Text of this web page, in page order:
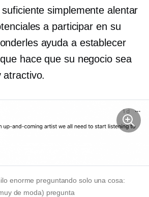
simplemente alentar
a participar en su
ayuda a establecer
hace que su negocio sea
atractivo.
enorme preguntando solo una cosa:
de moda) pregunta